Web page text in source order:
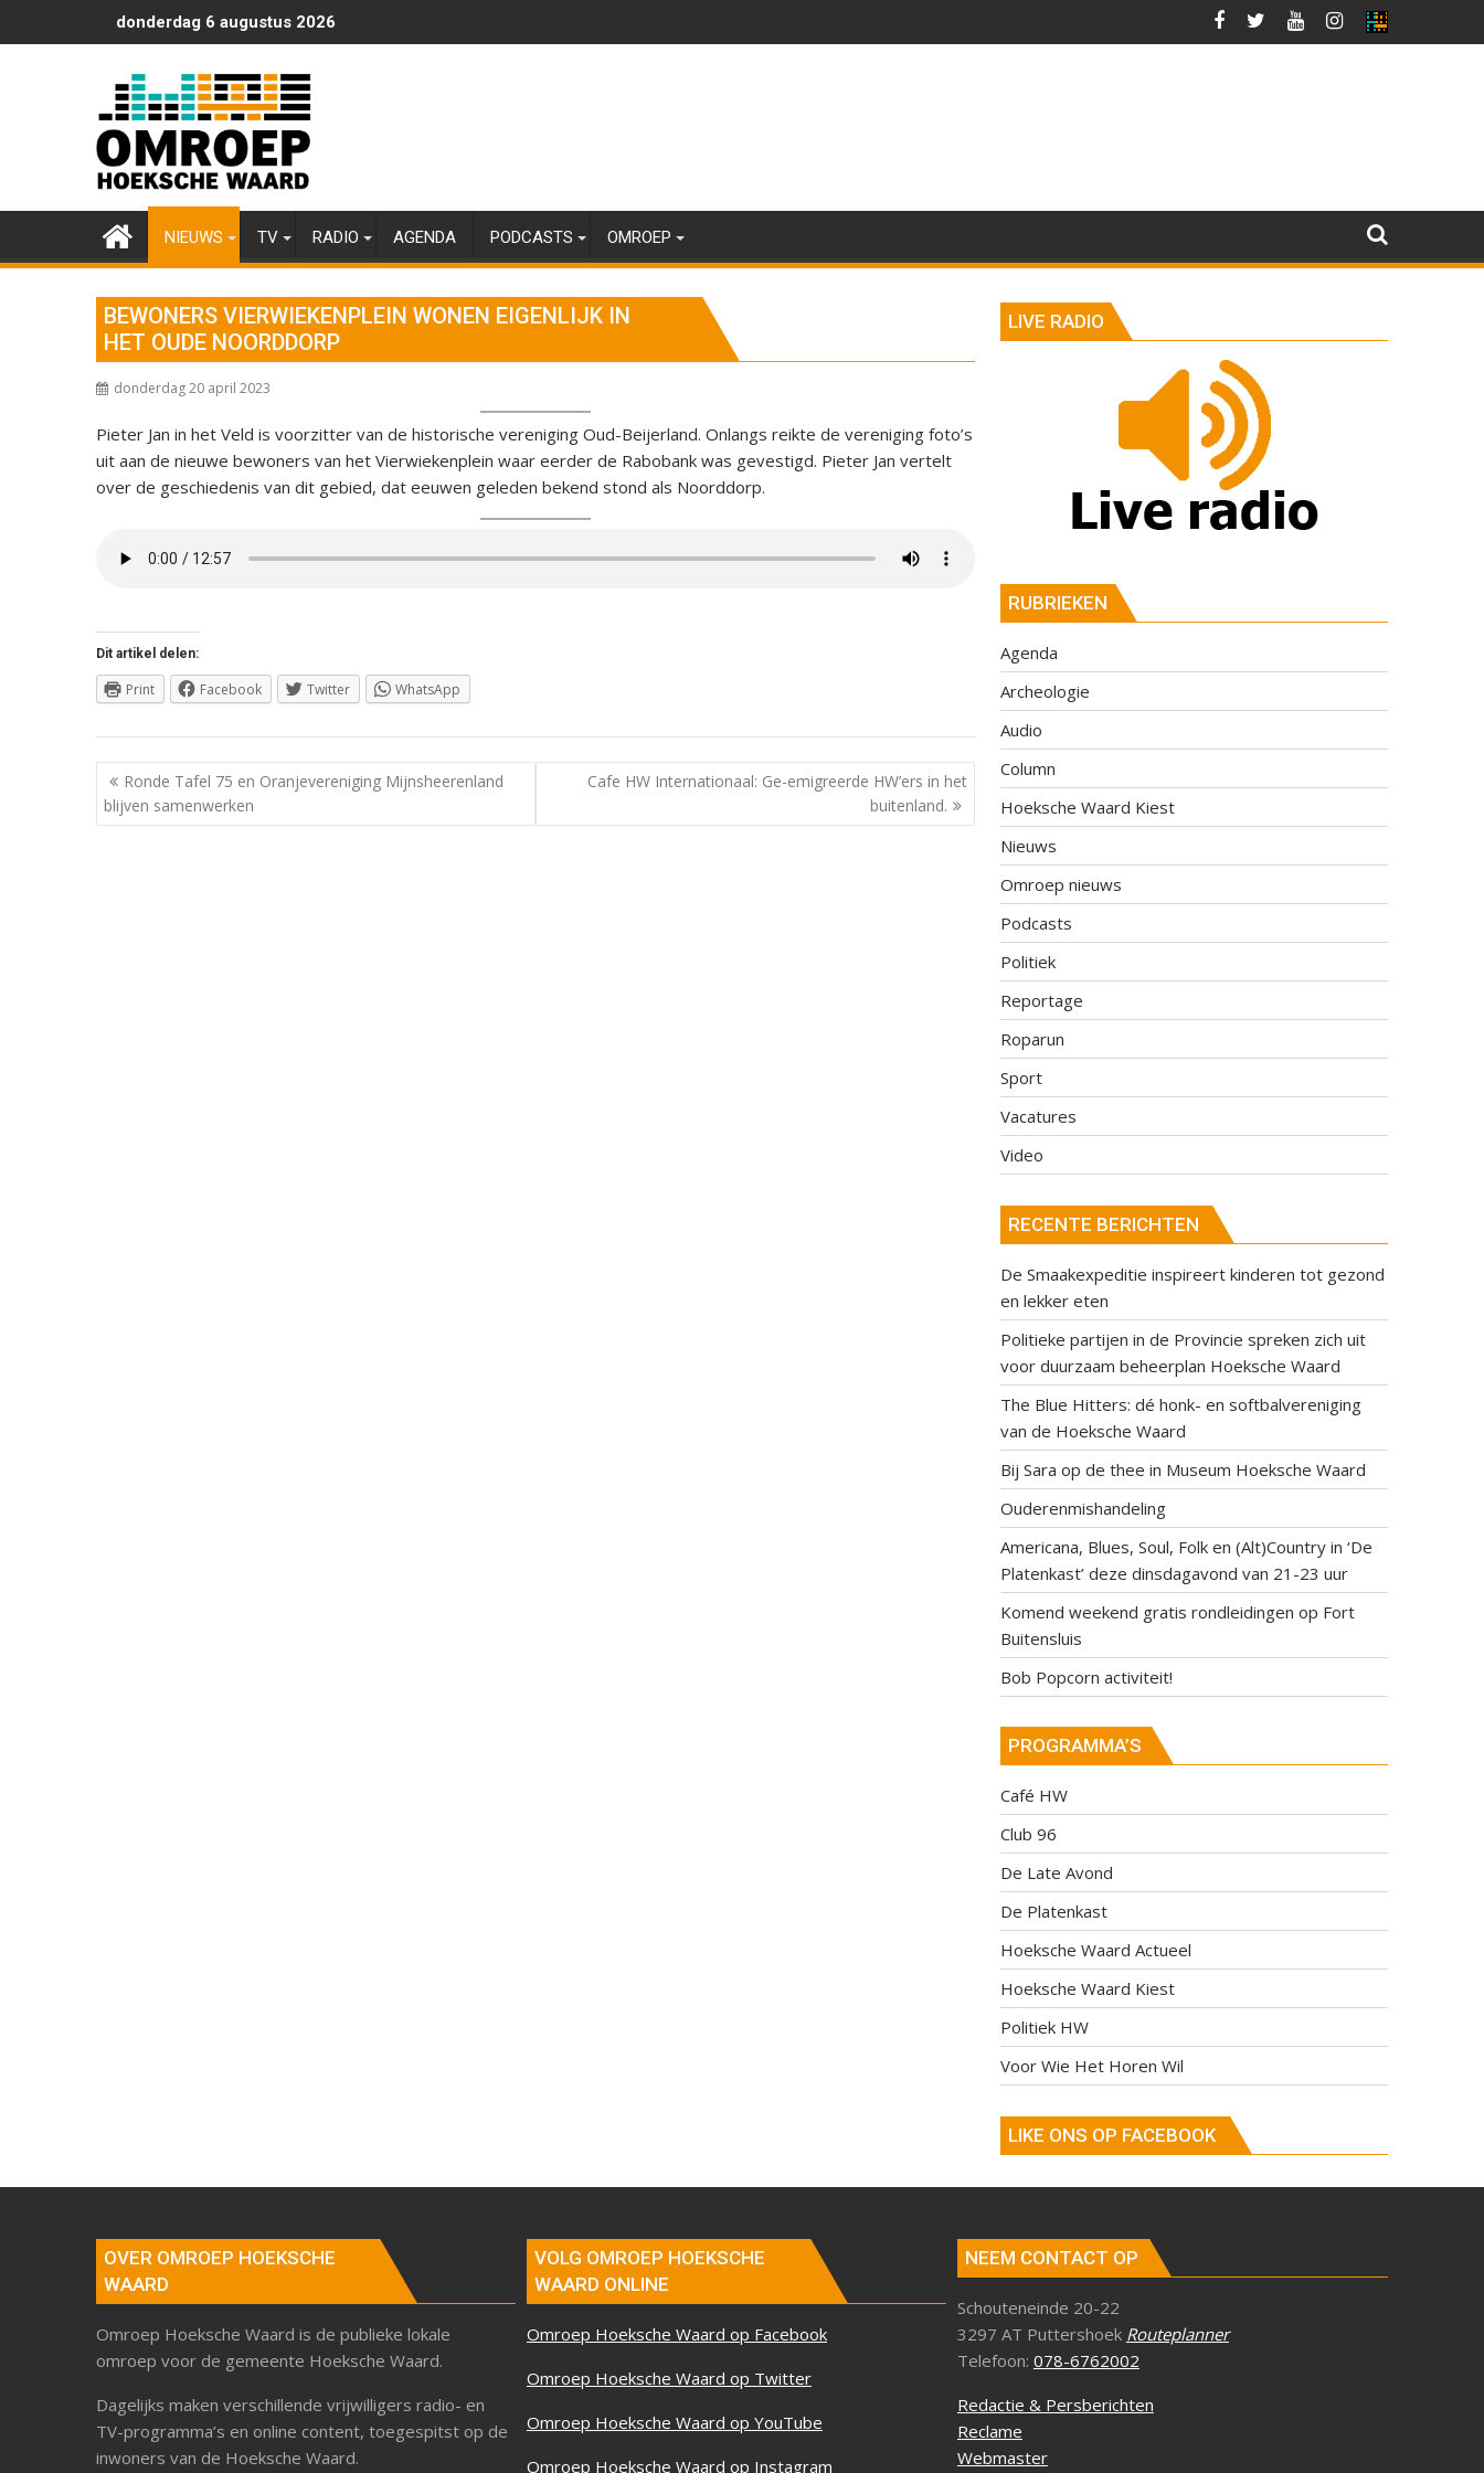
naar
donderdag 6 augustus 2026
NIEUWS TV RADIO AGENDA PODCASTS OMROEP
BEWONERS VIERWIEKENPLEIN WONEN EIGENLIJK IN
HET OUDE NOORDDORP
donderdag 20 april 2023
Pieter Jan in het Veld is voorzitter van de historische vereniging Oud-Beijerland. Onlangs reikte de vereniging foto’s
uit aan de nieuwe bewoners van het Vierwiekenplein waar eerder de Rabobank was gevestigd. Pieter Jan vertelt
over de geschiedenis van dit gebied, dat eeuwen geleden bekend stond als Noorddorp.
Dit artikel delen:
Print Facebook Twitter WhatsApp
Berichtnavigatie
Ronde Tafel 75 en Oranjevereniging Mijnsheerenland
blijven samenwerken
Cafe HW Internationaal: Ge-emigreerde HW’ers in het
buitenland.
LIVE RADIO
RUBRIEKEN
Agenda
Archeologie
Audio
Column
Hoeksche Waard Kiest
Nieuws
Omroep nieuws
Podcasts
Politiek
Reportage
Roparun
Sport
Vacatures
Video
RECENTE BERICHTEN
De Smaakexpeditie inspireert kinderen tot gezond
en lekker eten
Politieke partijen in de Provincie spreken zich uit
voor duurzaam beheerplan Hoeksche Waard
The Blue Hitters: dé honk- en softbalvereniging
van de Hoeksche Waard
Bij Sara op de thee in Museum Hoeksche Waard
Ouderenmishandeling
Americana, Blues, Soul, Folk en (Alt)Country in ‘De
Platenkast’ deze dinsdagavond van 21-23 uur
Komend weekend gratis rondleidingen op Fort
Buitensluis
Bob Popcorn activiteit!
PROGRAMMA’S
Café HW
Club 96
De Late Avond
De Platenkast
Hoeksche Waard Actueel
Hoeksche Waard Kiest
Politiek HW
Voor Wie Het Horen Wil
LIKE ONS OP FACEBOOK
OVER OMROEP HOEKSCHE
WAARD
Omroep Hoeksche Waard is de publieke lokale
omroep voor de gemeente Hoeksche Waard.
Dagelijks maken verschillende vrijwilligers radio- en
TV-programma’s en online content, toegespitst op de
inwoners van de Hoeksche Waard.
VOLG OMROEP HOEKSCHE
WAARD ONLINE
Omroep Hoeksche Waard op Facebook
Omroep Hoeksche Waard op Twitter
Omroep Hoeksche Waard op YouTube
Omroep Hoeksche Waard op Instagram
NEEM CONTACT OP
Schouteneinde 20-22
3297 AT Puttershoek Routeplanner
Telefoon: 078-6762002
Redactie & Persberichten
Reclame
Webmaster